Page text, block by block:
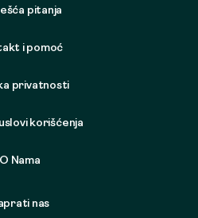
pitanja
i pomoć
privatnosti
korišćenja
O Nama
nas